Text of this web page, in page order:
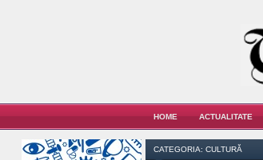
HOME ACTUALITATE
CATEGORIA: CULTURĂ